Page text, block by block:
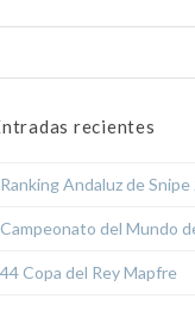
recientes
Ranking Andaluz de
Campeonato del Mundo
44 Copa del Rey Mapfre